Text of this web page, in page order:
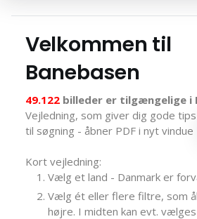
Velkommen til
Banebasen
49.122 billeder er tilgængelige i
Vejledning, som giver dig gode tips
til søgning - åbner PDF i nyt vindue
Kort vejledning:
Vælg et land - Danmark er
Vælg ét eller flere filtre, som
højre. I midten kan evt.